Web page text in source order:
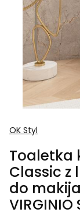
OK Styl
Toaletka
Classic z
do
VIRGINIO